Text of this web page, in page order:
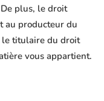
plus, le droit
au producteur du
le titulaire du droit
vous appartient.